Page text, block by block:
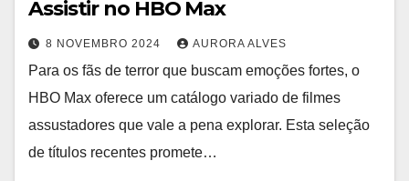
Assistir no HBO Max
8 NOVEMBRO 2024 AURORA ALVES
Para os fãs de terror que buscam emoções fortes, o
HBO Max oferece um catálogo variado de filmes
assustadores que vale a pena explorar. Esta seleção
de títulos recentes promete…